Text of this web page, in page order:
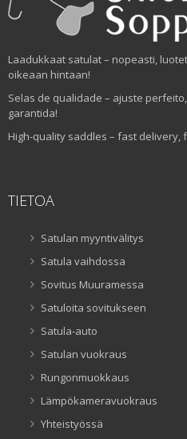
Laadukkaat satulat – nopeasti,
oikeaan hintaan!
Selas de qualidade – ajuste
garantida!
High-quality saddles – fast
TIETOA
Satulan myyntivälitys
Satula vaihdossa
Sovitus Muuramessa
Satuloita sovitukseen
Satula-auto
Satulan vuokraus
Rungonmuokkaus
Lämpökameravuokraus
Yhteistyössä